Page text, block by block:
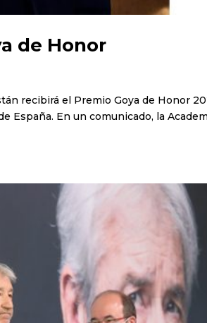
de Honor
recibirá el Premio Goya de Honor
España. En un comunicado, la